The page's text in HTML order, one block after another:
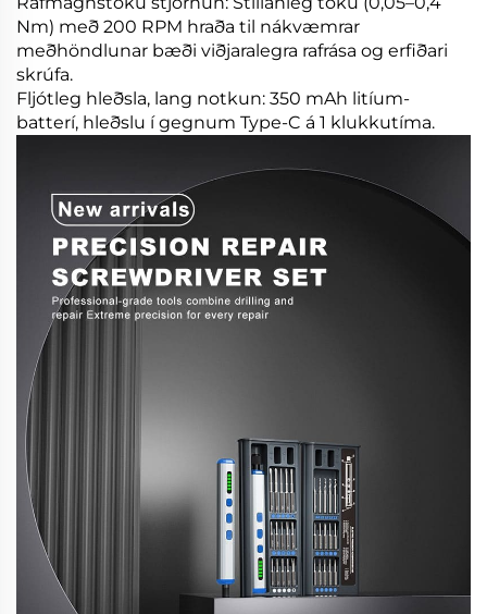
Nm) með 200 RPM hraða til nákvæmrar
meðhöndlunar bæði viðjaralegra rafrása og erfiðari
skrúfa.
Fljótleg hleðsla, lang notkun: 350 mAh litíum-
batterí, hleðslu í gegnum Type-C á 1 klukkutíma.